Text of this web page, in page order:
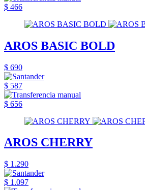
$ 466
AROS BASIC BOLD
$ 690
$ 587
$ 656
AROS CHERRY
$ 1.290
$ 1.097